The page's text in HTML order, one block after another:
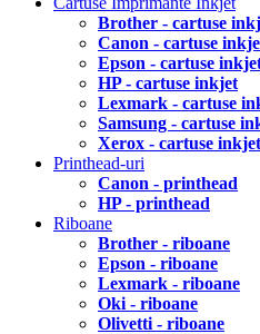
Brother - cartuse
Canon - cartuse
Epson - cartuse
HP - cartuse inkjet
Lexmark - cartuse
Samsung - cartuse
Xerox - cartuse inkjet
Printhead-uri
Canon - printhead
HP - printhead
Riboane
Brother - riboane
Epson - riboane
Lexmark - riboane
Oki - riboane
Olivetti - riboane